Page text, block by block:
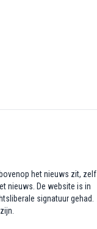
het nieuws zit, zelf
nieuws. De website is in
signatuur gehad.